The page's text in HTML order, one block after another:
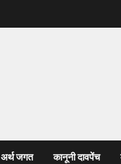
अर्थ जगत कानूनी दावपेंच